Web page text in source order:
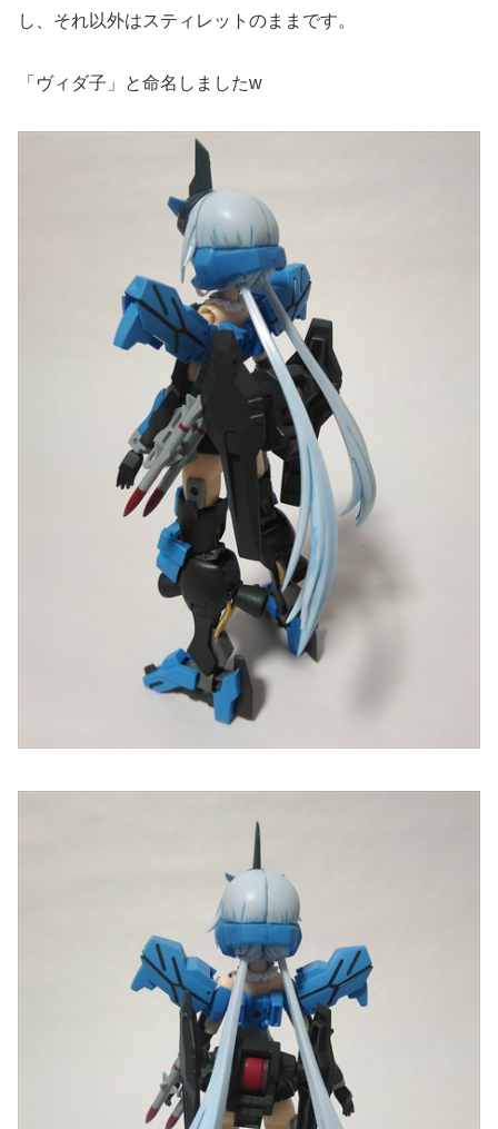
し、それ以外はスティレットのままです。
「ヴィダ子」と命名しましたw